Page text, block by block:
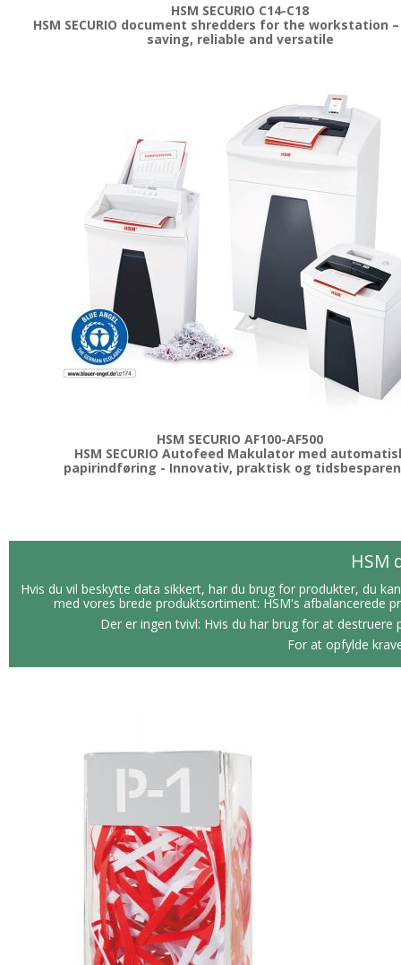
HSM SECURIO C14-C18
HSM SECURIO document shredders for the workstation
saving, reliable and versatile
HSM SECURIO AF100-AF500
HSM SECURIO Autofeed Makulator med
papirindføring - Innovativ, praktisk og
HSM
Hvis du vil beskytte data sikkert, har du brug for produkter, du
med vores brede produktsortiment: HSM's afbalancerede
Der er ingen tvivl: Hvis du har brug for at
For at opfylde